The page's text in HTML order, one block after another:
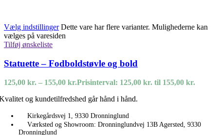
Vælg indstillinger Dette vare har flere varianter. Mulighederne kan
vælges på varesiden
Tilføj ønskeliste
Statuette – Fodboldstøvle og bold
125,00 kr. – 155,00 kr.Prisinterval: 125,00 kr. til 155,00 kr.
og kundetilfredshed går hånd i hånd.
Kirkegårdsvej 1, 9330 Dronninglund
Værksted og Showroom: Dronninglundvej 13B Agersted, 9330
Dronninglund